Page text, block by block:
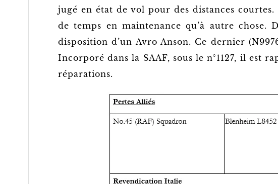
jugé en état de vol pour des distances
de temps en maintenance qu’à autre
disposition d’un Avro Anson. Ce dernier
Incorporé dans la SAAF, sous le n°1127, il
réparations.